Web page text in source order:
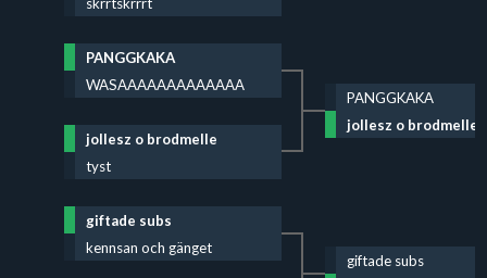
PANGGKAKA
WASAAAAAAAAAAAAA
jollesz o brodmelle
tyst
giftade subs
kennsan och gänget
PANGGKAKA
jollesz o brodmelle
giftade subs